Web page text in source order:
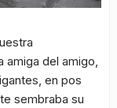
del amigo,
en pos
sembraba su